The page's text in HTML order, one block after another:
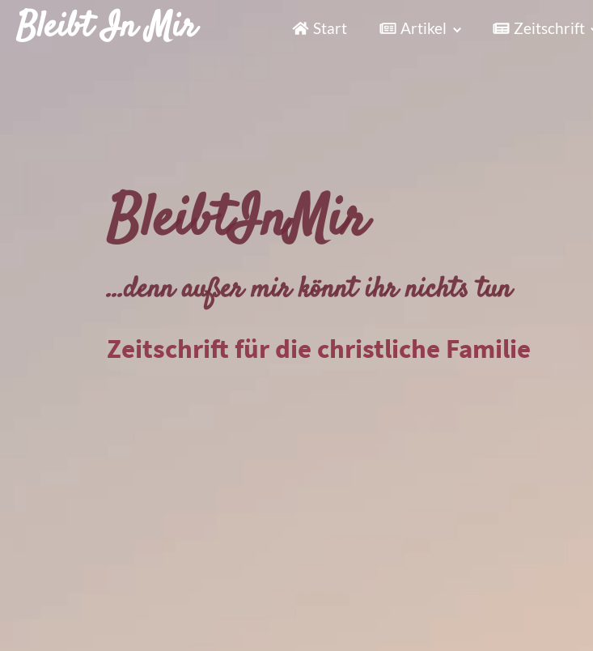
Bleibt In Mir Start Artikel Zeitschrift
BleibtInMir
...denn außer mir könnt ihr nichts tun
Zeitschrift für die christliche Familie